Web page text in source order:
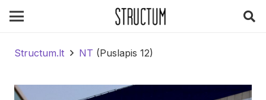
Structum.lt NT (Puslapis 12)